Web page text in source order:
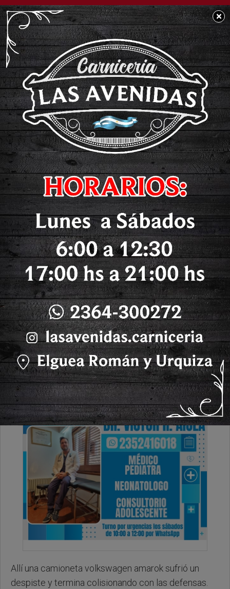
×
POLICIALES
Accidente Ruta
Nacional 7
Sabado, 25 de Octubre de 2025 . 10:49 Hs.
Les comentamos que hace un rato se produjo un
accidente de transito en Ruta Nacional 7 a la altura
del puente del salado.
PUBLICIDAD
Allí una camioneta volkswagen amarok sufrió un
despiste y termina colisionando con las defensas.